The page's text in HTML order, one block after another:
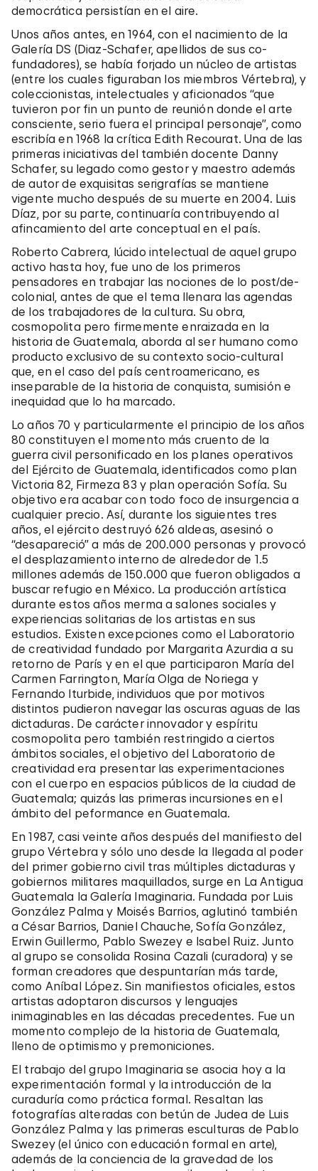
democrática persistían en el aire.
Unos años antes, en 1964, con el nacimiento de la
Galería DS (Diaz-Schafer, apellidos de sus co-
fundadores), se había forjado un núcleo de artistas
(entre los cuales figuraban los miembros Vértebra), y
coleccionistas, intelectuales y aficionados “que
tuvieron por fin un punto de reunión donde el arte
consciente, serio fuera el principal personaje”, como
escribía en 1968 la crítica Edith Recourat. Una de las
primeras iniciativas del también docente Danny
Schafer, su legado como gestor y maestro además
de autor de exquisitas serigrafías se mantiene
vigente mucho después de su muerte en 2004. Luis
Díaz, por su parte, continuaría contribuyendo al
afincamiento del arte conceptual en el país.
Roberto Cabrera, lúcido intelectual de aquel grupo
activo hasta hoy, fue uno de los primeros
pensadores en trabajar las nociones de lo post/de-
colonial, antes de que el tema llenara las agendas
de los trabajadores de la cultura. Su obra,
cosmopolita pero firmemente enraizada en la
historia de Guatemala, aborda al ser humano como
producto exclusivo de su contexto socio-cultural
que, en el caso del país centroamericano, es
inseparable de la historia de conquista, sumisión e
inequidad que lo ha marcado.
Lo años 70 y particularmente el principio de los años
80 constituyen el momento más cruento de la
guerra civil personificado en los planes operativos
del Ejército de Guatemala, identificados como plan
Victoria 82, Firmeza 83 y plan operación Sofía. Su
objetivo era acabar con todo foco de insurgencia a
cualquier precio. Así, durante los siguientes tres
años, el ejército destruyó 626 aldeas, asesinó o
“desapareció” a más de 200.000 personas y provocó
el desplazamiento interno de alrededor de 1.5
millones además de 150.000 que fueron obligados ​​a
buscar refugio en México. La producción artística
durante estos años merma a salones sociales y
experiencias solitarias de los artistas en sus
estudios. Existen excepciones como el Laboratorio
de creatividad fundado por Margarita Azurdia a su
retorno de París y en el que participaron María del
Carmen Farrington, María Olga de Noriega y
Fernando Iturbide, individuos que por motivos
distintos pudieron navegar las oscuras aguas de las
dictaduras. De carácter innovador y espíritu
cosmopolita pero también restringido a ciertos
ámbitos sociales, el objetivo del Laboratorio de
creatividad era presentar las experimentaciones
con el cuerpo en espacios públicos de la ciudad de
Guatemala; quizás las primeras incursiones en el
ámbito del peformance en Guatemala.
En 1987, casi veinte años después del manifiesto del
grupo Vértebra y sólo uno desde la llegada al poder
del primer gobierno civil tras múltiples dictaduras y
gobiernos militares maquillados, surge en La Antigua
Guatemala la Galería Imaginaria. Fundada por Luis
González Palma y Moisés Barrios, aglutinó también
a César Barrios, Daniel Chauche, Sofía González,
Erwin Guillermo, Pablo Swezey e Isabel Ruiz. Junto
al grupo se consolida Rosina Cazali (curadora) y se
forman creadores que despuntarían más tarde,
como Aníbal López. Sin manifiestos oficiales, estos
artistas adoptaron discursos y lenguajes
inimaginables en las décadas precedentes. Fue un
momento complejo de la historia de Guatemala,
lleno de optimismo y premoniciones.
El trabajo del grupo Imaginaria se asocia hoy a la
experimentación formal y la introducción de la
curaduría como práctica formal. Resaltan las
fotografías alteradas con betún de Judea de Luis
González Palma y las primeras esculturas de Pablo
Swezey (el único con educación formal en arte),
además de la conciencia de la gravedad de los